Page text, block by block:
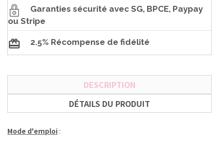
Garanties sécurité avec SG, BPCE, Paypay
ou Stripe
2.5% Récompense de fidélité
DESCRIPTION
DÉTAILS DU PRODUIT
Mode d'emploi :